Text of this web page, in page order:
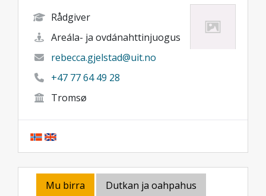
Rådgiver
Areála- ja ovdánahttinjuogus
rebecca.gjelstad@uit.no
+47 77 64 49 28
Tromsø
Mu birra Dutkan ja oahpahus